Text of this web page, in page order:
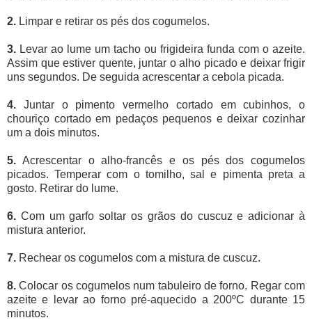
2. Limpar e retirar os pés dos cogumelos.
3. Levar ao lume um tacho ou frigideira funda com o azeite.
Assim que estiver quente, juntar o alho picado e deixar frigir
uns segundos. De seguida acrescentar a cebola picada.
4. Juntar o pimento vermelho cortado em cubinhos, o
chouriço cortado em pedaços pequenos e deixar cozinhar
um a dois minutos.
5. Acrescentar o alho-francês e os pés dos cogumelos
picados. Temperar com o tomilho, sal e pimenta preta a
gosto. Retirar do lume.
6. Com um garfo soltar os grãos do cuscuz e adicionar à
mistura anterior.
7. Rechear os cogumelos com a mistura de cuscuz.
8. Colocar os cogumelos num tabuleiro de forno. Regar com
azeite e levar ao forno pré-aquecido a 200ºC durante 15
minutos.